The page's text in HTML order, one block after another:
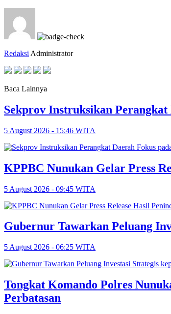
Redaksi Administrator
Baca Lainnya
Sekprov Instruksikan
5 August 2026 - 15:46 WITA
KPPBC Nunukan Gelar Press
5 August 2026 - 09:45 WITA
Gubernur Tawarkan Peluang
5 August 2026 - 06:25 WITA
Tongkat Komando Polres
Perbatasan